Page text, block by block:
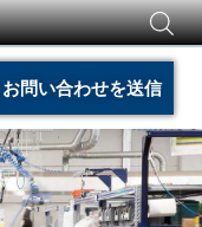
お問い合わせを送信